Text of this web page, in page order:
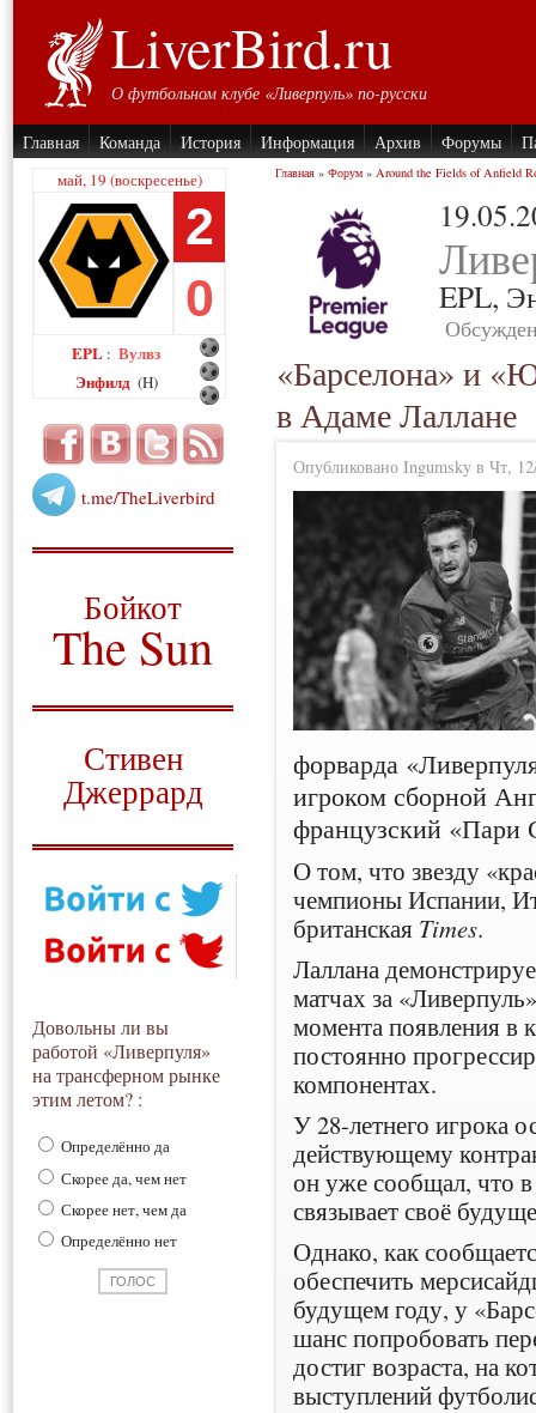
LiverBird.ru
О футбольном клубе «Ливерпуль» по-русски
Главная Команда История Информация Архив Форумы
май, 19 (воскресенье)
2
0
EPL : Вулвз
Энфилд (H)
t.me/TheLiverbird
Бойкот
The Sun
Стивен
Джеррард
Довольны ли вы
работой «Ливерпуля»
на трансферном рынке
этим летом? :
Определённо да
Скорее да, чем нет
Скорее нет, чем да
Определённо нет
Главная » Форум » Around the Fields of Anfield
EPL,
«Барселона» и
в Адаме Лаллане
Опубликовано Ingumsky в Чт,
форварда
игроком сборной
французский
О том, что звезду
чемпионы Испании,
британская Times.
Лаллана
матчах за
момента появления в
постоянно
компонентах.
У 28-летнего игрока
действующему
он уже сообщал, что
связывает своё
Однако, как
обеспечить
будущем году, у
шанс попробовать
достиг возраста, на
выступлений